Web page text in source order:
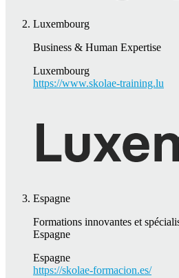
Luxembourg
Business & Human Expertise
Luxembourg
https://www.skolae-training.lu
Espagne
Formations innovantes et
Espagne
Espagne
https://skolae-formacion.es/